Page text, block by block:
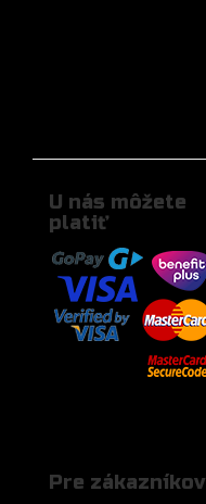
U nás môžete
platiť
Pre zákazníkov